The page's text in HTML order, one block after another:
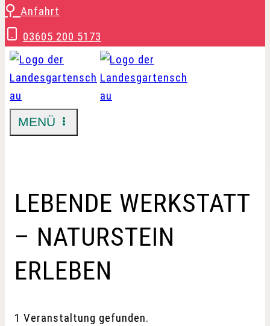
Zum
Inhalt
springen
⚲ Anfahrt
03605 200 5173
MENÜ
LEBENDE WERKSTATT
– NATURSTEIN
ERLEBEN
1 Veranstaltung gefunden.